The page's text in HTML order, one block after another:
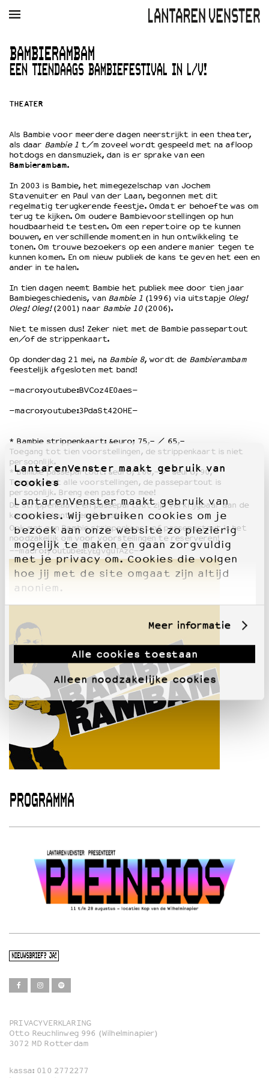
LantarenVenster maakt gebruik van
cookies
LantarenVenster maakt gebruik van
cookies. Wij gebruiken cookies om je
bezoek aan onze website zo plezierig
mogelijk te maken en gaan zorgvuldig
met je privacy om. Cookies die volgen
hoe jij met de site omgaat zijn altijd
anoniem.
Meer informatie
Alle cookies toestaan
Alleen noodzakelijke cookies
AGENDA FILM MUZIEK
Winkelmandje
Zoek
PLAN JE BEZOEK
Bereikbaarheid
Kaartverkoop
EDUCATIE
Schoolvoorstellingen
Filmprogramma’s Primair Onderwijs
Filmprogramma’s VO/MBO
Speciale educatieprogramma’s
OVER LANTARENVENSTER
Wat we doen
Werken bij
Wie is wie
Word vriend
Historie
Partners
Privacyverklaring
Duurzaamheid
Culturele boycot Israël
Ruimte voor artistieke vrijheid – VNPF
BAMBIERAMBAM
EEN TIENDAAGS BAMBIEFESTIVAL IN L/V!
THEATER
Als Bambie voor meerdere dagen neerstrijkt in een theater,
als daar Bambie 1 t/m zoveel wordt gespeeld met na afloop
hotdogs en dansmuziek, dan is er sprake van een
Bambierambam.
In 2003 is Bambie, het mimegezelschap van Jochem
Stavenuiter en Paul van der Laan, begonnen met dit
regelmatig terugkerende feestje. Omdat er behoefte was om
terug te kijken. Om oudere Bambievoorstellingen op hun
houdbaarheid te testen. Om een repertoire op te kunnen
bouwen, en verschillende momenten in hun ontwikkeling te
tonen. Om trouwe bezoekers op een andere manier tegen te
kunnen komen. En om nieuw publiek de kans te geven het een en
ander in te halen.
In tien dagen neemt Bambie het publiek mee door tien jaar
Bambiegeschiedenis, van Bambie 1 (1996) via uitstapje Oleg!
Oleg! Oleg!(2001) naar Bambie 10(2006).
Niet te missen dus! Zeker niet met de Bambie passepartout
en/of de strippenkaart.
Op donderdag 21 mei, na Bambie 8, wordt de Bambierambam
feestelijk afgesloten met band!
–macro:youtube:BVCoz4E0aes–
–macro:youtube:3PdaSt42OHE–
* Bambie strippenkaart: &euro; 75,- / 65,-
Toegang tot tien voorstellingen, de strippenkaart is niet
persoonlijk.
* Bambie passepartout: &euro; 100,- / &euro; 90,-
Toegang tot alle voorstellingen, de passepartout is
persoonlijk. Breng een pasfoto mee!
De strippenkaart en passepartout zijn verkrijgbaar aan de
kassa van Lantaren/Venster.
Ook met een Bambie strippenkaart of passepartout is het
noodzakelijk om voor voorstellingen te reserveren!
--macro:youtube:EyEgvguTAzc--
PROGRAMMA
NIEUWSBRIEF? JA!
Film
Familie
PRIVACYVERKLARING
Otto Reuchlinweg 996 (Wilhelminapier)
3072 MD Rotterdam
kassa: 010 2772277